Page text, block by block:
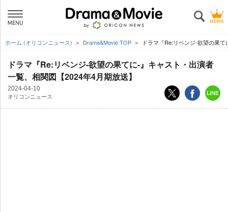
ホーム (オリコンニュース) Drama&Movie TOP ドラマ『Re:リベンジ-欲望の果
ドラマ『Re:リベンジ-欲望の果てに-』キャスト・出演者
一覧、相関図【2024年4月期放送】
2024-04-10
オリコンニュース